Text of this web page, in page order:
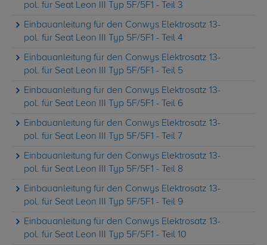
pol. für Seat Leon III Typ 5F/5F1 - Teil 3
Einbauanleitung für den Conwys Elektrosatz 13-
pol. für Seat Leon III Typ 5F/5F1 - Teil 4
Einbauanleitung für den Conwys Elektrosatz 13-
pol. für Seat Leon III Typ 5F/5F1 - Teil 5
Einbauanleitung für den Conwys Elektrosatz 13-
pol. für Seat Leon III Typ 5F/5F1 - Teil 6
Einbauanleitung für den Conwys Elektrosatz 13-
pol. für Seat Leon III Typ 5F/5F1 - Teil 7
Einbauanleitung für den Conwys Elektrosatz 13-
pol. für Seat Leon III Typ 5F/5F1 - Teil 8
Einbauanleitung für den Conwys Elektrosatz 13-
pol. für Seat Leon III Typ 5F/5F1 - Teil 9
Einbauanleitung für den Conwys Elektrosatz 13-
pol. für Seat Leon III Typ 5F/5F1 - Teil 10